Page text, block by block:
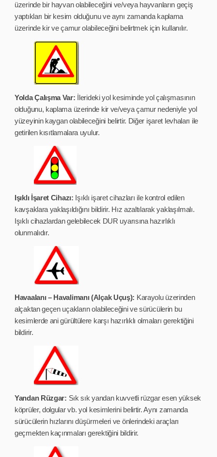
üzerinde bir hayvan olabileceğini ve/veya hayvanların geçiş
yaptıkları bir kesim olduğunu ve aynı zamanda kaplama
üzerinde kir ve çamur olabileceğini belirtmek için kullanılır.
Yolda Çalışma Var: İlerideki yol kesiminde yol çalışmasının
olduğunu, kaplama üzerinde kir ve/veya çamur nedeniyle yol
yüzeyinin kaygan olabileceğini belirtir. Diğer işaret levhaları ile
getirilen kısıtlamalara uyulur.
Işıklı İşaret Cihazı: Işıklı işaret cihazları ile kontrol edilen
kavşaklara yaklaşıldığını bildirir. Hız azaltılarak yaklaşılmalı.
Işıklı cihazlardan gelebilecek DUR uyarısına hazırlıklı
olunmalıdır.
Havaalanı – Havalimanı (Alçak Uçuş): Karayolu üzerinden
alçaktan geçen uçakların olabileceğini ve sürücülerin bu
kesimlerde ani gürültülere karşı hazırlıklı olmaları gerektiğini
bildirir.
Yandan Rüzgar: Sık sık yandan kuvvetli rüzgar esen yüksek
köprüler, dolgular vb. yol kesimlerini belirtir. Aynı zamanda
sürücülerin hızlarını düşürmeleri ve önlerindeki araçları
geçmekten kaçınmaları gerektiğini bildirir.